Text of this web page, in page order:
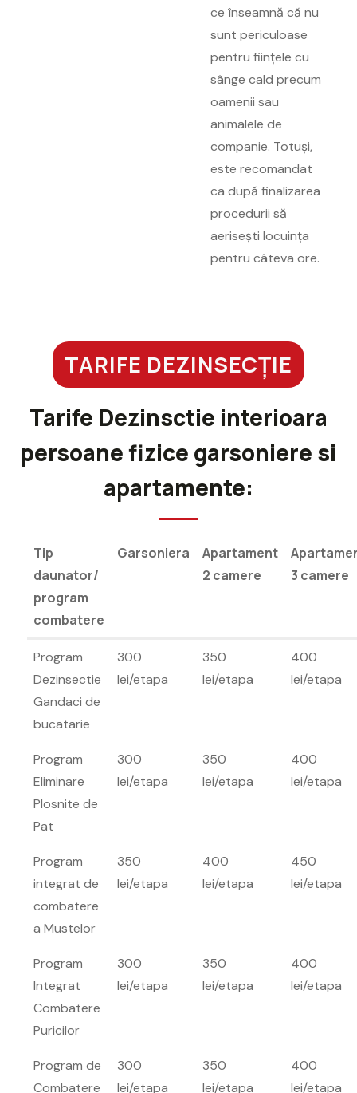
ce înseamnă că nu
sunt periculoase
pentru ființele cu
sânge cald precum
oamenii sau
animalele de
companie. Totuși,
este recomandat
ca după finalizarea
procedurii să
aerisești locuința
pentru câteva ore.
TARIFE DEZINSECȚIE
Tarife Dezinsctie interioara
persoane fizice garsoniere si
apartamente:
Tip
daunator/
program
combatere
Garsoniera
Apartament
2 camere
3 camere
Program
Dezinsectie
Gandaci de
bucatarie
300
lei/etapa
350
lei/etapa
400
lei/etapa
Program
Eliminare
Plosnite de
Pat
300
lei/etapa
350
lei/etapa
400
lei/etapa
Program
integrat de
combatere
a Mustelor
350
lei/etapa
400
lei/etapa
450
lei/etapa
Program
Integrat
Combatere
Puricilor
300
lei/etapa
350
lei/etapa
400
lei/etapa
Program de
Combatere
300
lei/etapa
350
lei/etapa
400
lei/etapa